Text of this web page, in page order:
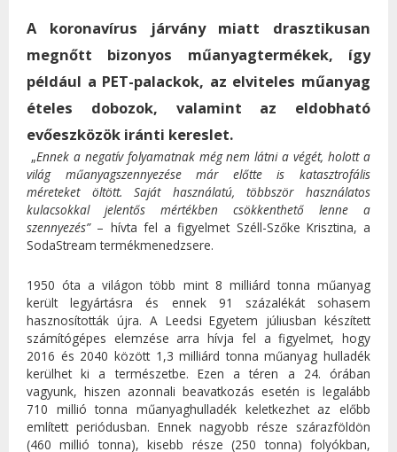
A koronavírus járvány miatt drasztikusan
megnőtt bizonyos műanyagtermékek, így
például a PET-palackok, az elviteles műanyag
ételes dobozok, valamint az eldobható
evőeszközök iránti kereslet.
„Ennek a negatív folyamatnak még nem látni a végét, holott a
világ műanyagszennyezése már előtte is katasztrofális
méreteket öltött. Saját használatú, többször használatos
kulacsokkal jelentős mértékben csökkenthető lenne a
szennyezés”– hívta fel a figyelmet Széll-Szőke Krisztina, a
SodaStream termékmenedzsere.
1950 óta a világon több mint 8 milliárd tonna műanyag
került legyártásra és ennek 91 százalékát sohasem
hasznosították újra. A Leedsi Egyetem júliusban készített
számítógépes elemzése arra hívja fel a figyelmet, hogy
2016 és 2040 között 1,3 milliárd tonna műanyag hulladék
kerülhet ki a természetbe. Ezen a téren a 24. órában
vagyunk, hiszen azonnali beavatkozás esetén is legalább
710 millió tonna műanyaghulladék keletkezhet az előbb
említett periódusban. Ennek nagyobb része szárazföldön
(460 millió tonna), kisebb része (250 tonna) folyókban,